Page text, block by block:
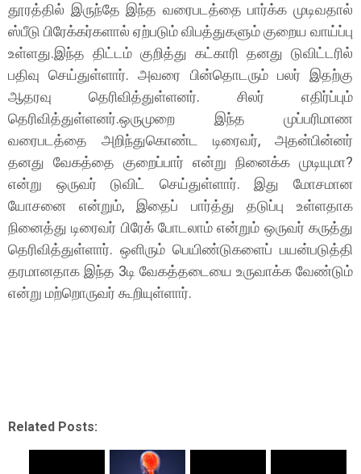
தூரத்தில் இருந்தே இந்த வரைபடத்தை பார்க்க முடிவதால்
ஸ்பீடு பிரேக்கர்களால் ஏற்படும் விபத்துகளும் குறைய வாய்ப்பு
உள்ளது.இந்த திட்டம் குறித்து கட்காரி தனது டுவிட்டரில்
பதிவு செய்துள்ளார். அவரை பின்தொடரும் பலர் இதற்கு
ஆதரவு தெரிவித்துள்ளனர். சிலர் எதிர்ப்பும்
தெரிவித்துள்ளனர்.ஒருமுறை இந்த முப்பரிமாண
வரைபடத்தை அறிந்துகொண்ட டிரைவர், அதன்பின்னர்
தனது வேகத்தை குறைப்பார் என்று நினைக்க முடியுமா?
என்று ஒருவர் டுவிட் செய்துள்ளார். இது மோசமான
யோசனை என்றும், இதைப் பார்த்து தடுப்பு உள்ளதாக
நினைத்து டிரைவர் பிரேக் போடலாம் என்றும் ஒருவர் கருத்து
தெரிவித்துள்ளார். ஒளிரும் பெயிண்டுகளைப் பயன்படுத்தி
தரமானதாக இந்த 3டி வேகத்தடையை உருவாக்க வேண்டும்
என்று மற்றொருவர் கூறியுள்ளார்.
Related Posts: